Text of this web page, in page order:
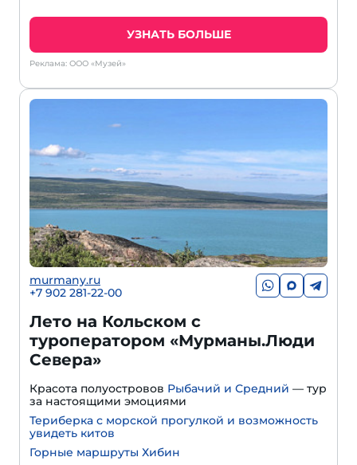
УЗНАТЬ БОЛЬШЕ
Реклама: ООО «Музей»
murmany.ru
+7 902 281-22-00
Лето на Кольском с
туроператором «Мурманы.Люди
Севера»
Красота полуостровов Рыбачий и Средний — тур
за настоящими эмоциями
Териберка с морской прогулкой и возможность
увидеть китов
Горные маршруты Хибин